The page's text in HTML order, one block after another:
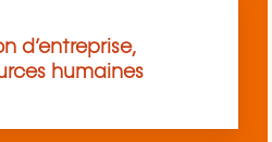
d’entreprise,
humaines